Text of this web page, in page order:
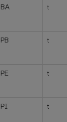
BA t
PB t
PE t
PI t